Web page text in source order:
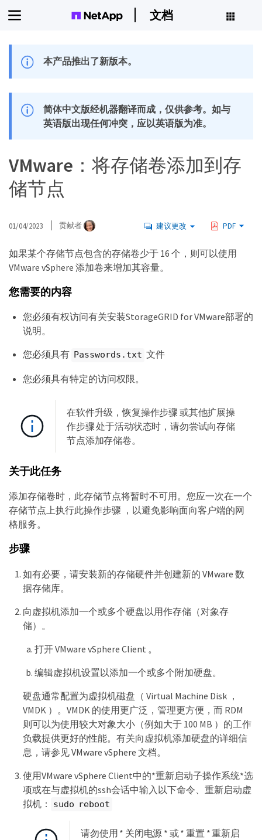
文档
本产品推出了新版本。
简体中文版经机器翻译而成，仅供参考。如与
英语版出现任何冲突，应以英语版为准。
VMware：将存储卷添加到存
储节点
01/04/2023 贡献者 建议更改 PDF
如果某个存储节点包含的存储卷少于 16 个，则可以使用
VMware vSphere 添加卷来增加其容量。
您需要的内容
您必须有权访问有关安装StorageGRID for VMware部署的
说明。
您必须具有 Passwords.txt 文件
您必须具有特定的访问权限。
在软件升级，恢复操作步骤 或其他扩展操
作步骤 处于活动状态时，请勿尝试向存储
节点添加存储卷。
关于此任务
添加存储卷时，此存储节点将暂时不可用。您应一次在一个
存储节点上执行此操作步骤 ，以避免影响面向客户端的网
格服务。
步骤
如有必要，请安装新的存储硬件并创建新的 VMware 数
据存储库。
向虚拟机添加一个或多个硬盘以用作存储（对象存
储）。
打开 VMware vSphere Client 。
编辑虚拟机设置以添加一个或多个附加硬盘。
硬盘通常配置为虚拟机磁盘（ Virtual Machine Disk ，
VMDK ）。VMDK 的使用更广泛，管理更方便，而 RDM
则可以为使用较大对象大小（例如大于 100 MB ）的工作
负载提供更好的性能。有关向虚拟机添加硬盘的详细信
息，请参见 VMware vSphere 文档。
使用VMware vSphere Client中的*重新启动子操作系统*选
项或在与虚拟机的ssh会话中输入以下命令、重新启动虚
拟机：
sudo reboot
请勿使用 * 关闭电源 * 或 * 重置 * 重新启